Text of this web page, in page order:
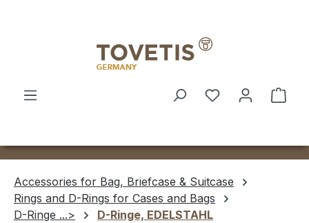
Accessories for Bag, Briefcase & Suitcase
Rings and D-Rings for Cases and Bags
D-Ringe ...>
D-Ringe, EDELSTAHL